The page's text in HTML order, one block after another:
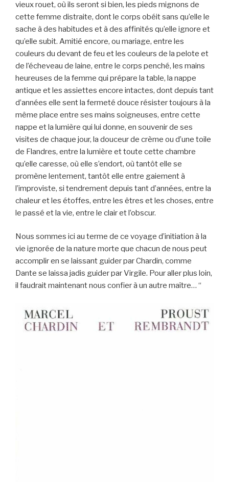
vieux rouet, où ils seront si bien, les pieds mignons de
cette femme distraite, dont le corps obéit sans qu’elle le
sache à des habitudes et à des affinités qu’elle ignore et
qu’elle subit. Amitié encore, ou mariage, entre les
couleurs du devant de feu et les couleurs de la pelote et
de l’écheveau de laine, entre le corps penché, les mains
heureuses de la femme qui prépare la table, la nappe
antique et les assiettes encore intactes, dont depuis tant
d’années elle sent la fermeté douce résister toujours à la
même place entre ses mains soigneuses, entre cette
nappe et la lumière qui lui donne, en souvenir de ses
visites de chaque jour, la douceur de crème ou d’une toile
de Flandres, entre la lumière et toute cette chambre
qu’elle caresse, où elle s’endort, où tantôt elle se
promène lentement, tantôt elle entre gaiement à
l’improviste, si tendrement depuis tant d’années, entre la
chaleur et les étoffes, entre les êtres et les choses, entre
le passé et la vie, entre le clair et l’obscur.
Nous sommes ici au terme de ce voyage d’initiation à la
vie ignorée de la nature morte que chacun de nous peut
accomplir en se laissant guider par Chardin, comme
Dante se laissa jadis guider par Virgile. Pour aller plus loin,
il faudrait maintenant nous confier à un autre maître… “